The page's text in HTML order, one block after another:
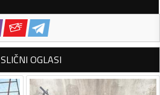
SLIČNI OGLASI